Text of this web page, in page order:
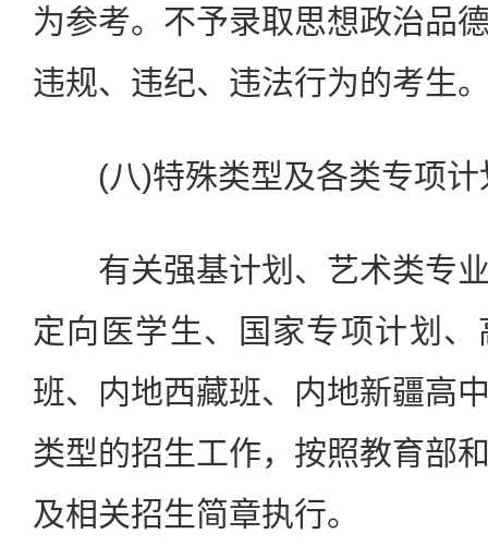
为参考。不予录取思想政治品
违规、违纪、违法行为的考生
(八)特殊类型及各类专项计
有关强基计划、艺术类专业
定向医学生、国家专项计划
班、内地西藏班、内地新疆高
类型的招生工作，按照教育部
及相关招生简章执行。